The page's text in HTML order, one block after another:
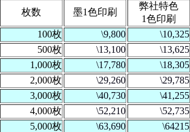
枚数 墨1色印刷
弊社特色
1色印刷
100枚 \9,800 \10,325
500枚 \13,100 \13,625
1,000枚 \17,780 \18,305
2,000枚 \29,260 \29,785
3,000枚 \40,730 \41,255
4,000枚 \52,210 \52,735
5,000枚 \63,690 \64215